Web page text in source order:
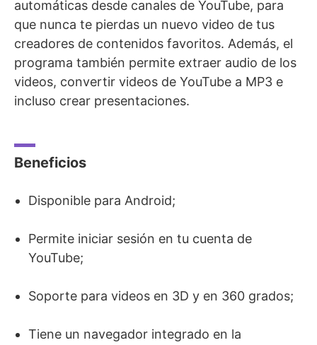
automáticas desde canales de YouTube, para
que nunca te pierdas un nuevo video de tus
creadores de contenidos favoritos. Además, el
programa también permite extraer audio de los
videos, convertir videos de YouTube a MP3 e
incluso crear presentaciones.
Beneficios
Disponible para Android;
Permite iniciar sesión en tu cuenta de
YouTube;
Soporte para videos en 3D y en 360 grados;
Tiene un navegador integrado en la